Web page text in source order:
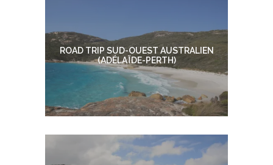
ROAD TRIP SUD-OUEST AUSTRALIEN
(ADÉLAÏDE-PERTH)